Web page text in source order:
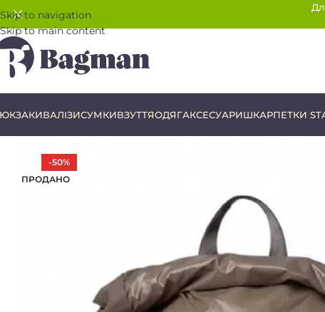
Skip to navigation
Skip to main content
ВАЛІЗИСУМКИВЗУТТЯОДЯГАКСЕСУАРИШКАРПЕТКИ
-50%
ПРОДАНО